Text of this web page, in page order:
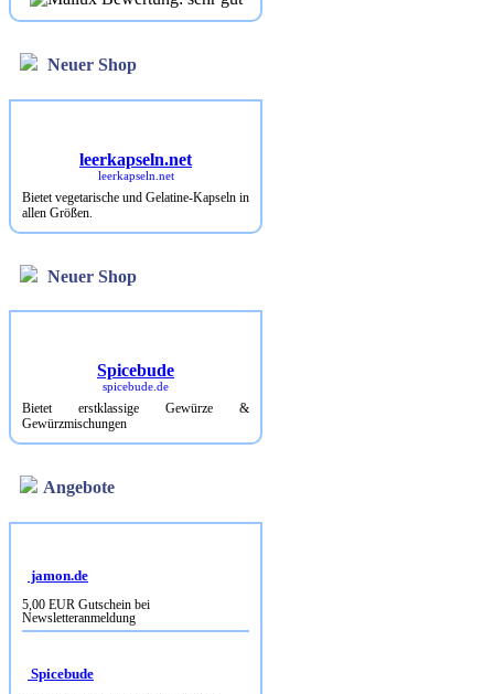
Neuer Shop
leerkapseln.net
leerkapseln.net
Bietet vegetarische und Gelatine-Kapseln in
allen Größen.
Neuer Shop
Spicebude
spicebude.de
Bietet erstklassige Gewürze &
Gewürzmischungen
Angebote
jamon.de
5,00 EUR Gutschein bei
Newsletteranmeldung
Spicebude